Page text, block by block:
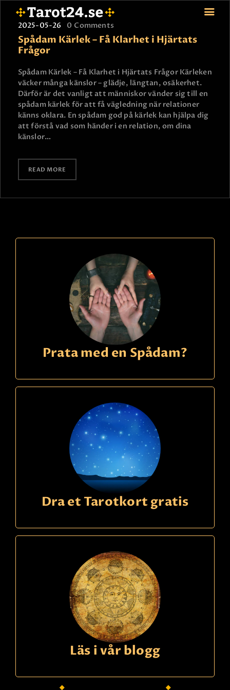
HEM
ASTROLOGI
STJÄRNTECKEN
TAROT
SPÅDAM-SIERSKA
JOBBA SOM SPÅDAM
BETALNING
2025-05-26 0 Comments
Spådam Kärlek – Få Klarhet i Hjärtats
Frågor
Spådam Kärlek – Få Klarhet i Hjärtats Frågor Kärleken
väcker många känslor – glädje, längtan, osäkerhet.
Därför är det vanligt att människor vänder sig till en
spådam kärlek för att få vägledning när relationer
känns oklara. En spådam god på kärlek kan hjälpa dig
att förstå vad som händer i en relation, om dina
känslor…
READ MORE
Prata med en Spådam?
Dra et Tarotkort gratis
Läs i vår blogg